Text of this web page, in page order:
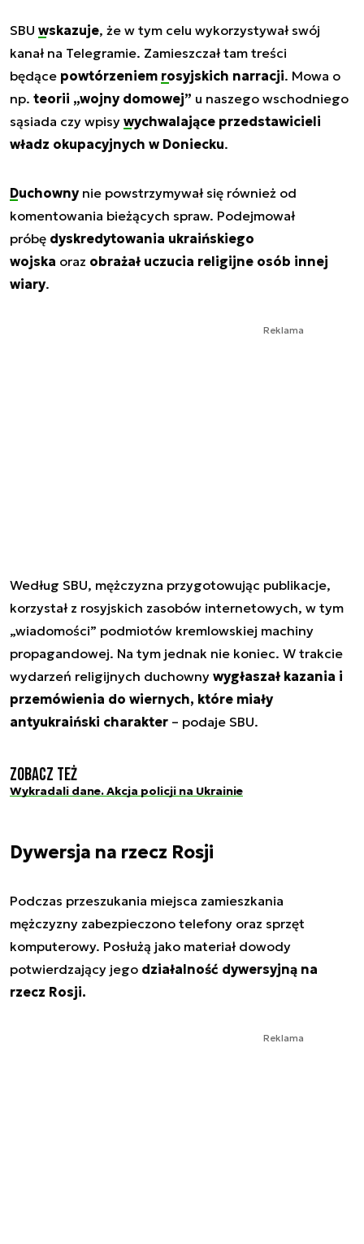
SBU wskazuje, że w tym celu wykorzystywał swój
kanał na Telegramie. Zamieszczał tam treści
będące powtórzeniem rosyjskich narracji. Mowa o
np. teorii „wojny domowej” u naszego wschodniego
sąsiada czy wpisy wychwalające przedstawicieli
władz okupacyjnych w Doniecku.
Duchownynie powstrzymywał się również od
komentowania bieżących spraw. Podejmował
próbę dyskredytowania ukraińskiego
wojska oraz obrażał uczucia religijne osób innej
wiary.
Reklama
Według SBU, mężczyzna przygotowując publikacje,
korzystał z rosyjskich zasobów internetowych, w tym
„wiadomości” podmiotów kremlowskiej machiny
propagandowej. Na tym jednak nie koniec. W trakcie
wydarzeń religijnych duchowny wygłaszał kazania i
przemówienia do wiernych, które miały
antyukraiński charakter – podaje SBU.
Zobacz też
Wykradali dane. Akcja policji na Ukrainie
Dywersja na rzecz Rosji
Podczas przeszukania miejsca zamieszkania
mężczyzny zabezpieczono telefony oraz sprzęt
komputerowy. Posłużą jako materiał dowody
potwierdzający jego działalność dywersyjną na
rzecz Rosji.
Reklama